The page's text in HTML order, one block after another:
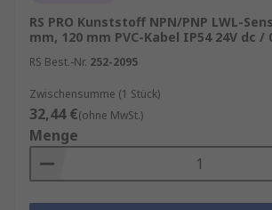
Faseroptiktypen, die wir anbieten:
Glas
Kunststoff
Glasfaser, etc.
RS PRO Kunststoff NPN/PNP LWL-
mm, 120 mm PVC-Kabel IP54 24V dc /
RS Best.-Nr. 252-2095
Zwischensumme (1 Stück)
32,44 €(ohne MwSt.)
Menge